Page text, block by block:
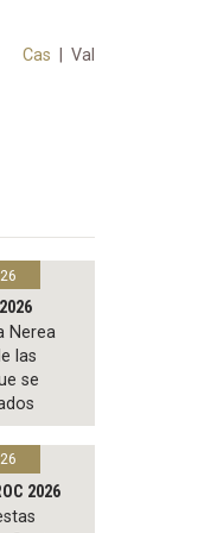
Cas Val
Nerea
las
se
2026